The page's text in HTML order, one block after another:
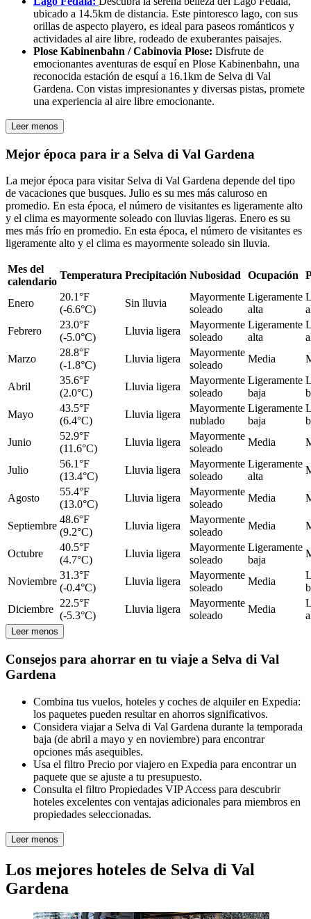
ubicado a 14.5km de distancia. Este pintoresco lago, con sus
orillas de aspecto playero, es ideal para paseos románticos y
actividades al aire libre, rodeado de exuberantes paisajes.
Plose Kabinenbahn / Cabinovia Plose: Disfrute de
emocionantes aventuras de esquí en Plose Kabinenbahn, una
reconocida estación de esquí a 16.1km de Selva di Val
Gardena. Con vistas impresionantes y diversas pistas, promete
una experiencia al aire libre emocionante.
Leer menos
Mejor época para ir a Selva di Val Gardena
La mejor época para visitar Selva di Val Gardena depende del tipo
de vacaciones que busques. Julio es su mes más caluroso en
promedio. En esta época, el número de visitantes es ligeramente alto
y el clima es mayormente soleado con lluvias ligeras. Enero es su
mes más frío en promedio. En esta época, el número de visitantes es
ligeramente alto y el clima es mayormente soleado sin lluvia.
Mes del
calendario
Temperatura Precipitación Nubosidad Ocupación
Enero
20.1°F
(-6.6°C)
Sin lluvia
Mayormente
soleado
Ligeramente
alta
Febrero
23.0°F
(-5.0°C)
Lluvia ligera
Mayormente
soleado
Ligeramente
alta
Marzo
28.8°F
(-1.8°C)
Lluvia ligera
Mayormente
soleado
Media
Abril
35.6°F
(2.0°C)
Lluvia ligera
Mayormente
soleado
Ligeramente
baja
Mayo
43.5°F
(6.4°C)
Lluvia ligera
Mayormente
nublado
Ligeramente
baja
Junio
52.9°F
(11.6°C)
Lluvia ligera
Mayormente
soleado
Media
Julio
56.1°F
(13.4°C)
Lluvia ligera
Mayormente
soleado
Ligeramente
alta
Agosto
55.4°F
(13.0°C)
Lluvia ligera
Mayormente
soleado
Media
Septiembre
48.6°F
(9.2°C)
Lluvia ligera
Mayormente
soleado
Media
Octubre
40.5°F
(4.7°C)
Lluvia ligera
Mayormente
soleado
Ligeramente
baja
Noviembre
31.3°F
(-0.4°C)
Lluvia ligera
Mayormente
soleado
Media
Diciembre
22.5°F
(-5.3°C)
Lluvia ligera
Mayormente
soleado
Media
Leer menos
Consejos para ahorrar en tu viaje a Selva di Val
Gardena
Combina tus vuelos, hoteles y coches de alquiler en Expedia:
los paquetes pueden resultar en ahorros significativos.
Considera viajar a Selva di Val Gardena durante la temporada
baja (de abril a mayo y en noviembre) para encontrar
opciones más asequibles.
Usa el filtro Precio por viajero en Expedia para encontrar un
paquete que se ajuste a tu presupuesto.
Consulta el filtro Propiedades VIP Access para descubrir
hoteles excelentes con ventajas adicionales para miembros en
propiedades seleccionadas.
Leer menos
Los mejores hoteles de Selva di Val
Gardena